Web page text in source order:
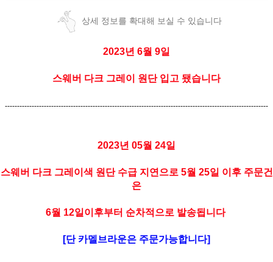
상세 정보를 확대해 보실 수 있습니다
2023년 6월 9일
스웨버 다크 그레이 원단 입고 됐습니다
------------------------------------------------------------------------------------------------------------
2023년 05월 24일
스웨버 다크 그레이색 원단 수급 지연으로 5월 25일 이후 주문건
은
6월 12일이후부터 순차적으로 발송됩니다
[단 카멜브라운은 주문가능합니다]